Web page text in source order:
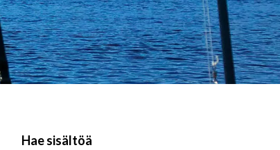
Hae sisältöä